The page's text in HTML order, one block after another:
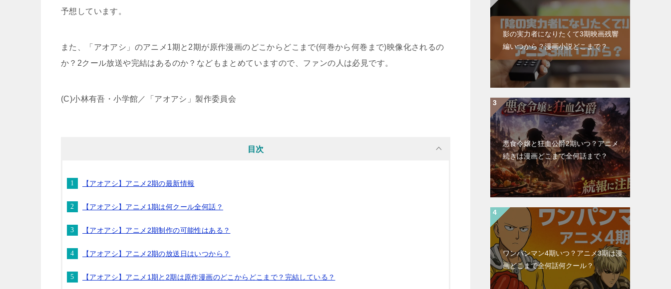
予想しています。
また、「アオアシ」のアニメ1期と2期が原作漫画のどこからどこまで(何巻から何巻まで)映像化されるの
か？2クール放送や完結はあるのか？などもまとめていますので、ファンの人は必見です。
(C)小林有吾・小学館／「アオアシ」製作委員会
目次
【アオアシ】アニメ2期の最新情報
【アオアシ】アニメ1期は何クール全何話？
【アオアシ】アニメ2期制作の可能性はある？
【アオアシ】アニメ2期の放送日はいつから？
【アオアシ】アニメ1期と2期は原作漫画のどこからどこまで？完結している？
影の実力者になりたくて3期映画残響
編いつから？漫画小説どこまで？
悪食令嬢と狂血公爵2期いつ？アニメ
続きは漫画どこまで全何話まで？
ワンパンマン4期いつ？アニメ3期は漫
画どこまで全何話何クール？